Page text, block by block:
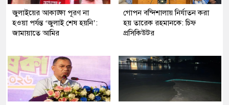
জুলাইয়ের আকাঙ্ক্ষা পূরণ না
হওয়া পর্যন্ত ‘জুলাই শেষ হয়নি’:
জামায়াতে আমির
গোপন বন্দিশালায় নির্যাতন করা
হয় তারেক রহমানকে: চিফ
প্রসিকিউটর